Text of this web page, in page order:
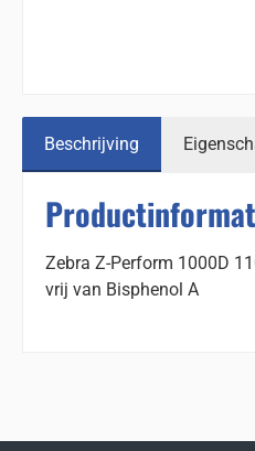
Beschrijving
Zebra Z-Perform 1000D
vrij van Bisphenol A